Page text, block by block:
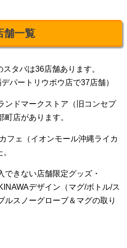
舗一覧
タバは36店舗あります。
パートリウボウ店で37店舗）
ンドマークストア（旧コンセプ
町店があります。
フェ（イオンモール沖縄ライカ
できない店舗限定グッズ・
デザイン（マグ/ボトル/ス
ルスノーグローブ＆マグの取り